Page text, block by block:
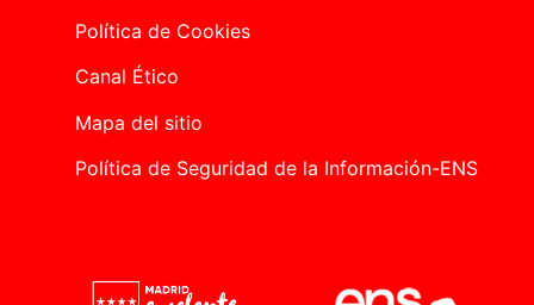
Política de Cookies
Canal Ético
Mapa del sitio
Política de Seguridad de la Información-ENS